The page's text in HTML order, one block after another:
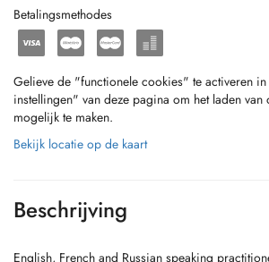
Betalingsmethodes
Gelieve de "functionele cookies" te activeren
instellingen" van deze pagina om het laden van
mogelijk te maken.
Bekijk locatie op de kaart
Beschrijving
English, French and Russian speaking